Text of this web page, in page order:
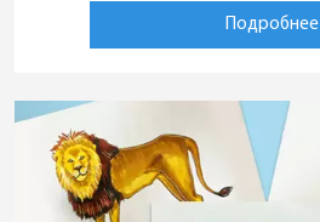
Подробнее